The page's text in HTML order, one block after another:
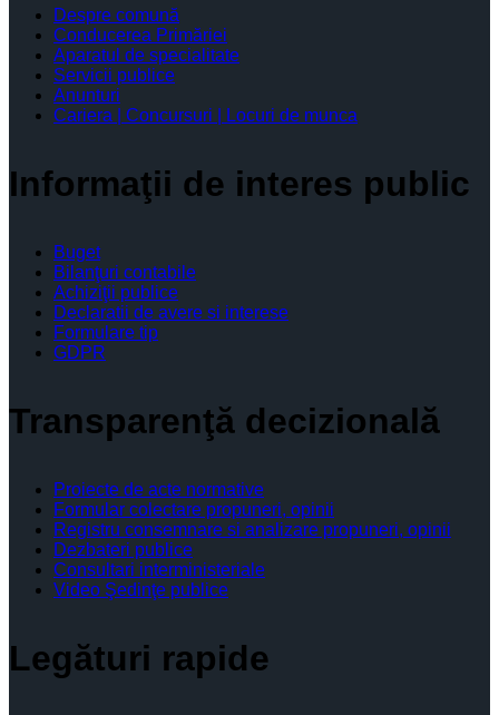
Despre comună
Conducerea Primăriei
Aparatul de specialitate
Servicii publice
Anunturi
Cariera | Concursuri | Locuri de munca
Informaţii de interes public
Buget
Bilanţuri contabile
Achiziţii publice
Declaratii de avere si interese
Formulare tip
GDPR
Transparenţă decizională
Proiecte de acte normative
Formular colectare propuneri, opinii
Registru consemnare si analizare propuneri, opinii
Dezbateri publice
Consultari interministeriale
Video Şedinţe publice
Legături rapide